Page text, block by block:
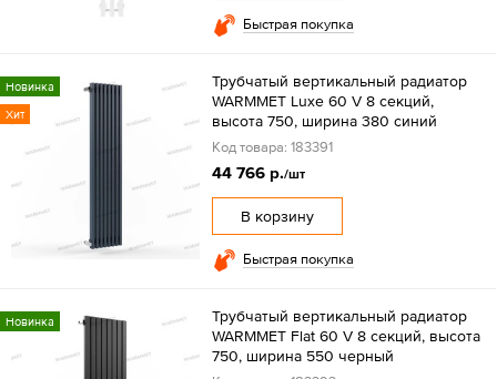
Быстрая покупка
Новинка
Хит
Трубчатый вертикальный радиатор
WARMMET Luxe 60 V 8 секций,
высота 750, ширина 380 синий
Код товара: 183391
44 766 р./шт
В корзину
Быстрая покупка
Новинка
Трубчатый вертикальный радиатор
WARMMET Flat 60 V 8 секций, высота
750, ширина 550 черный